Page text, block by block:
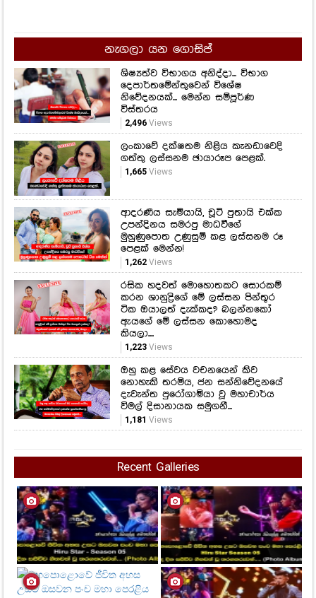
නැගලා යන ගොසිප්
ශිෂ්‍යත්ව විභාගය අනිද්දා... විභාග
දෙපාර්තමේන්තුවෙන් විශේෂ
නිවේදනයක්... මෙන්න සම්පූර්ණ
විස්තරය
2,496Views
ලංකාවේ දක්ෂතම නිළිය කැනඩාවෙදි
ගත්තු ලස්සනම ඡායාරූප පෙළක්.
1,665Views
ආදරණීය සැමියායි, චූටි පුතායි එක්ක
උපන්දිනය සමරපු මාධවීගේ
මුහුණුපොත උණුසුම් කළ ලස්සනම රූ
පෙළක් මෙන්න!
1,262Views
රසික හදවත් මොහොතකට සොරකම්
කරන ශානුද්‍රිගේ මේ ලස්සන පින්තූර
ටික ඔයාලත් දැක්කද? බලන්නකෝ
ඇයගේ මේ ලස්සන කොහොමද
කියලා....
1,223Views
ඔහු කළ සේවය වචනයෙන් කිව
නොහැකි තරම්ය, ජන සන්නිවේදනයේ
දැවැන්ත පුරෝගාමියා වූ මහාචාර්ය
විමල් දිසානායක සමුගනී...
1,181 Views
Recent Galleries